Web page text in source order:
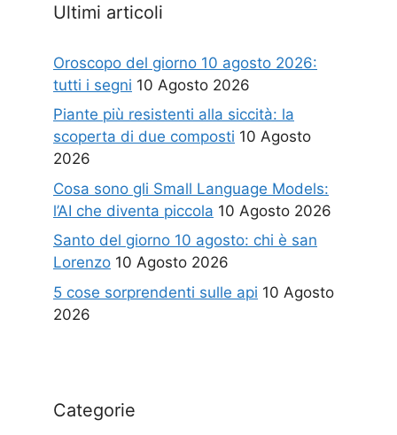
Ultimi articoli
Oroscopo del giorno 10 agosto 2026:
tutti i segni 10 Agosto 2026
Piante più resistenti alla siccità: la
scoperta di due composti 10 Agosto
2026
Cosa sono gli Small Language Models:
l’AI che diventa piccola 10 Agosto 2026
Santo del giorno 10 agosto: chi è san
Lorenzo 10 Agosto 2026
5 cose sorprendenti sulle api 10 Agosto
2026
Categorie